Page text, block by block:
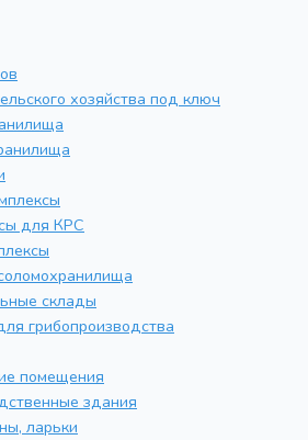
хозяйства под ключ
для КРС
склады
грибопроизводства
помещения
здания
ларьки